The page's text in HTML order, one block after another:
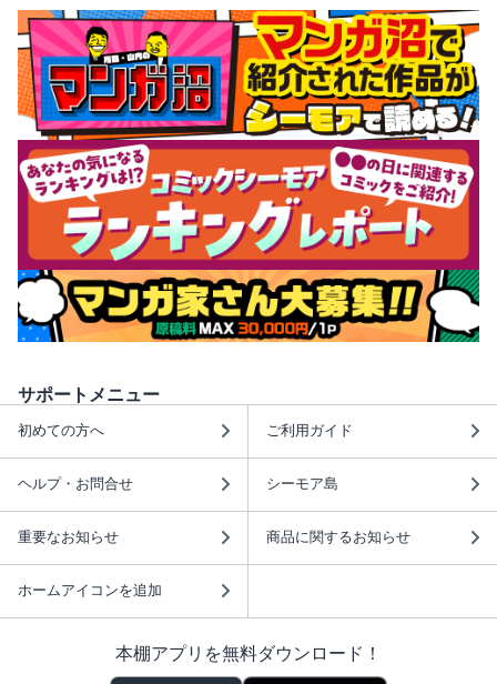
サポートメニュー
初めての方へ ご利用ガイド
ヘルプ・お問合せ シーモア島
重要なお知らせ 商品に関するお知らせ
ホームアイコンを追加
本棚アプリを無料ダウンロード！